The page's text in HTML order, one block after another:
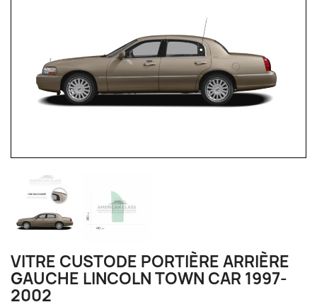
VITRE CUSTODE PORTIÈRE ARRIÈRE
GAUCHE LINCOLN TOWN CAR 1997-
2002